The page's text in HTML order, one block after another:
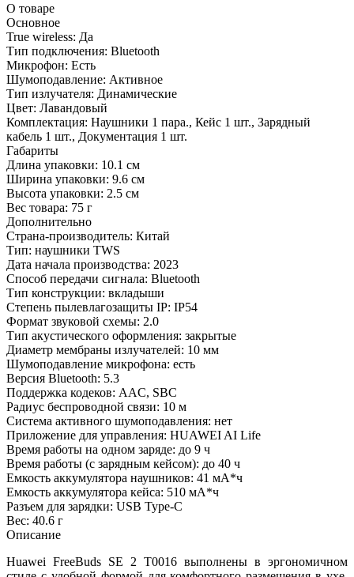
О товаре
Основное
True wireless: Да
Тип подключения: Bluetooth
Микрофон: Есть
Шумоподавление: Активное
Тип излучателя: Динамические
Цвет: Лавандовый
Комплектация: Наушники 1 пара., Кейс 1 шт., Зарядный
кабель 1 шт., Документация 1 шт.
Габариты
Длина упаковки: 10.1 см
Ширина упаковки: 9.6 см
Высота упаковки: 2.5 см
Вес товара: 75 г
Дополнительно
Страна-производитель: Китай
Тип: наушники TWS
Дата начала производства: 2023
Способ передачи сигнала: Bluetooth
Тип конструкции: вкладыши
Степень пылевлагозащиты IP: IP54
Формат звуковой схемы: 2.0
Тип акустического оформления: закрытые
Диаметр мембраны излучателей: 10 мм
Шумоподавление микрофона: есть
Версия Bluetooth: 5.3
Поддержка кодеков: AAC, SBC
Радиус беспроводной связи: 10 м
Система активного шумоподавления: нет
Приложение для управления: HUAWEI AI Life
Время работы на одном заряде: до 9 ч
Время работы (с зарядным кейсом): до 40 ч
Емкость аккумулятора наушников: 41 мА*ч
Емкость аккумулятора кейса: 510 мА*ч
Разъем для зарядки: USB Type-C
Вес: 40.6 г
Описание
Huawei FreeBuds SE 2 T0016 выполнены в эргономичном